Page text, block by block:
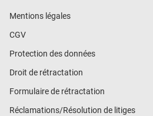
Mentions légales
CGV
Protection des données
Droit de rétractation
Formulaire de rétractation
Réclamations/Résolution de litiges